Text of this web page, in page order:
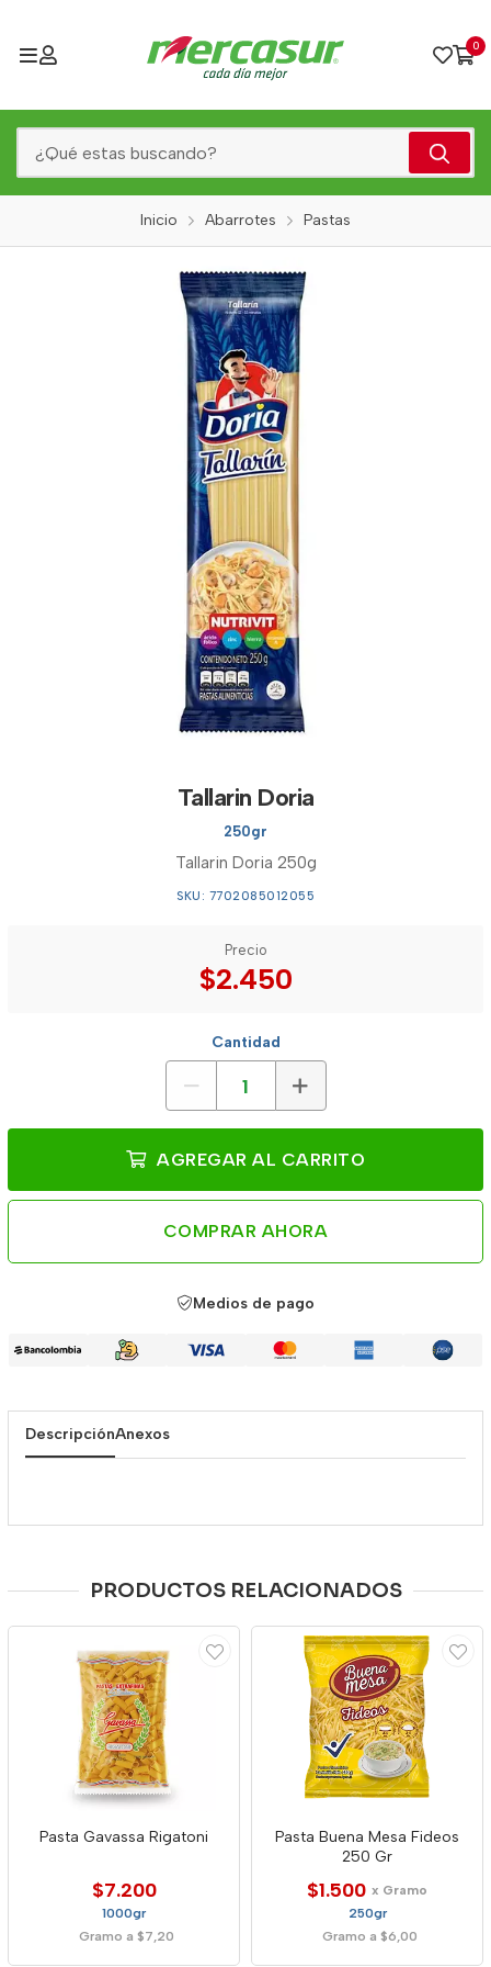
0
Inicio Abarrotes Pastas
Tallarin Doria
250gr
Tallarin Doria 250g
SKU: 7702085012055
Precio
$2.450
Cantidad
AGREGAR AL CARRITO
COMPRAR AHORA
Medios de pago
DescripciónAnexos
PRODUCTOS RELACIONADOS
Pasta Gavassa Rigatoni
$7.200
1000gr
Gramo a $7,20
Pasta Buena Mesa Fideos
250 Gr
$1.500 x Gramo
250gr
Gramo a $6,00